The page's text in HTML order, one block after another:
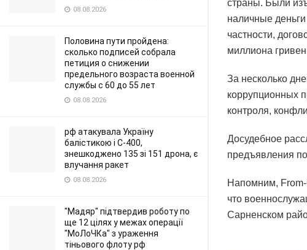
08.08.2026
Половина пути пройдена:
сколько подписей собрала
петиция о снижении
предельного возраста военной
службы с 60 до 55 лет
08.08.2026
рф атакувала Україну
балістикою і С-400,
знешкоджено 135 зі 151 дрона, є
влучання ракет
08.08.2026
"Мадяр" підтвердив роботу по
ще 12 цілях у межах операції
"МоЛоЧКа" з ураження
тіньового флоту рф
страны. Были
наличные
частности,
миллиона
За несколько
коррупционных
контроля,
Досудебное
предъявления
Напомним, From-
что
Сарненском